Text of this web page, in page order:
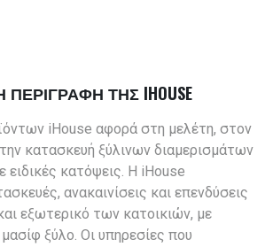
ΤΗΣ IHOUSE
iHouse αφορά στη μελέτη, στον
κατασκευή ξύλινων διαμερισμάτων
ειδικές κατόψεις. Η iHouse
ανακαινίσεις και επενδύσεις
εξωτερικό των κατοικιών, με
ξύλο. Οι υπηρεσίες που